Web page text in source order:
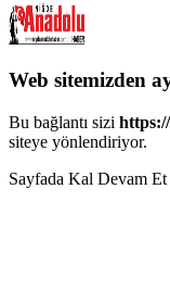
Web sitemizden
Bu bağlantı sizi
siteye yönlendiriyor.
Sayfada Kal Devam Et